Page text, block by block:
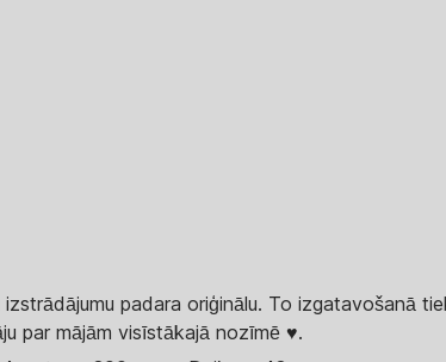
padara oriģinālu. To izgatavošanā
par mājām visīstākajā nozīmē ♥.